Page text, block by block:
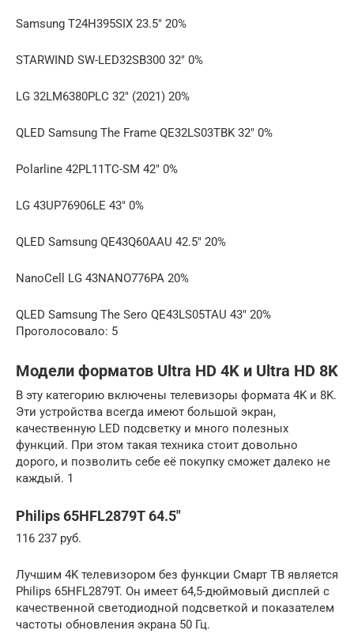
Samsung T24H395SIX 23.5″ 20%
STARWIND SW-LED32SB300 32″ 0%
LG 32LM6380PLC 32″ (2021) 20%
QLED Samsung The Frame QE32LS03TBK 32″ 0%
Polarline 42PL11TC-SM 42″ 0%
LG 43UP76906LE 43″ 0%
QLED Samsung QE43Q60AAU 42.5″ 20%
NanoCell LG 43NANO776PA 20%
QLED Samsung The Sero QE43LS05TAU 43″ 20%
Проголосовало: 5
Модели форматов Ultra HD 4K и Ultra HD 8K
В эту категорию включены телевизоры формата 4K и 8K.
Эти устройства всегда имеют большой экран,
качественную LED подсветку и много полезных
функций. При этом такая техника стоит довольно
дорого, и позволить себе её покупку сможет далеко не
каждый. 1
Philips 65HFL2879T 64.5″
116 237 руб.
Лучшим 4K телевизором без функции Смарт ТВ является
Philips 65HFL2879T. Он имеет 64,5-дюймовый дисплей с
качественной светодиодной подсветкой и показателем
частоты обновления экрана 50 Гц.